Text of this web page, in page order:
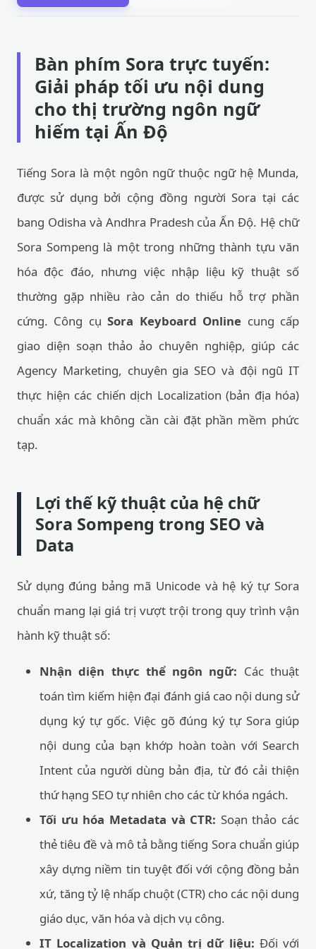
Bàn phím Sora trực tuyến:
Giải pháp tối ưu nội dung
cho thị trường ngôn ngữ
hiếm tại Ấn Độ
Tiếng Sora là một ngôn ngữ thuộc ngữ hệ Munda,
được sử dụng bởi cộng đồng người Sora tại các
bang Odisha và Andhra Pradesh của Ấn Độ. Hệ chữ
Sora Sompeng là một trong những thành tựu văn
hóa độc đáo, nhưng việc nhập liệu kỹ thuật số
thường gặp nhiều rào cản do thiếu hỗ trợ phần
cứng. Công cụSora Keyboard Online cung cấp
giao diện soạn thảo ảo chuyên nghiệp, giúp các
Agency Marketing, chuyên gia SEO và đội ngũ IT
thực hiện các chiến dịch Localization (bản địa hóa)
chuẩn xác mà không cần cài đặt phần mềm phức
tạp.
Lợi thế kỹ thuật của hệ chữ
Sora Sompeng trong SEO và
Data
Sử dụng đúng bảng mã Unicode và hệ ký tự Sora
chuẩn mang lại giá trị vượt trội trong quy trình vận
hành kỹ thuật số:
Nhận diện thực thể ngôn ngữ: Các thuật
toán tìm kiếm hiện đại đánh giá cao nội dung sử
dụng ký tự gốc. Việc gõ đúng ký tự Sora giúp
nội dung của bạn khớp hoàn toàn với Search
Intent của người dùng bản địa, từ đó cải thiện
thứ hạng SEO tự nhiên cho các từ khóa ngách.
Tối ưu hóa Metadata và CTR: Soạn thảo các
thẻ tiêu đề và mô tả bằng tiếng Sora chuẩn giúp
xây dựng niềm tin tuyệt đối với cộng đồng bản
xứ, tăng tỷ lệ nhấp chuột (CTR) cho các nội dung
giáo dục, văn hóa và dịch vụ công.
IT Localization và Quản trị dữ liệu: Đối với